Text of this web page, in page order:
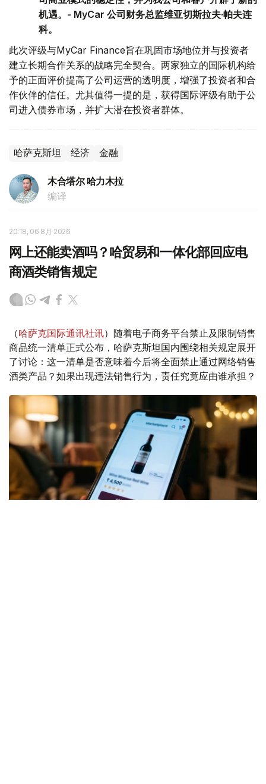
机遇。- MyCar 公司财务总监维亚切斯拉夫·帕夫连
科。
此次评级与MyCar Finance旨在巩固市场地位并与投资者
建立长期合作关系的战略完全契合。两家独立的国际机构给
予的正面评价提高了公司运营的透明度，增强了投资者和合
作伙伴的信任。尤其值得一提的是，获得国际评级有助于公
司进入债券市场，并扩大潜在投资者群体。
哈萨克斯坦 经济 金融
木合塔尔 哈力木拉
编译
20:18, 06 8月 2026
网上还能卖酒吗？哈贸易和一体化部回应电
商酒类销售规定
（哈萨克国际通讯社讯）随着电子商务平台禁止及限制销售
商品统一清单正式公布，哈萨克斯坦国内围绕相关规定展开
了讨论：这一清单是否意味着今后将全面禁止通过网络销售
酒类产品？如果出现违法销售行为，责任究竟应由谁承担？